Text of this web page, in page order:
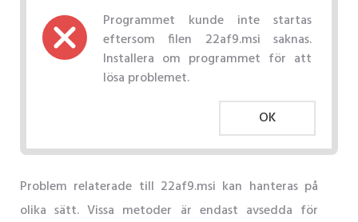
Programmet kunde inte startas
eftersom filen 22af9.msi saknas.
Installera om programmet för att
lösa problemet.
OK
Problem relaterade till 22af9.msi kan hanteras på
olika sätt. Vissa metoder är endast avsedda för